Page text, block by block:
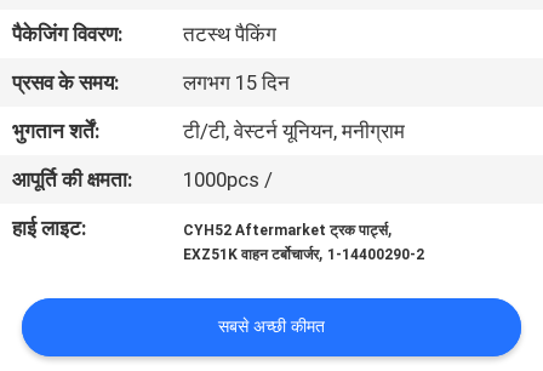
गुणवत्ता
नियंत्रण
संपर्क
करें
समाचार
पैकेजिंग विवरण:
तटस्थ पैकिंग
प्रसव के समय:
लगभग 15 दिन
भुगतान शर्तें:
टी/टी, वेस्टर्न यूनियन, मनीग्राम
आपूर्ति की क्षमता:
1000pcs /
हाई लाइट:
CYH52 Aftermarket ट्रक पार्ट्स,
EXZ51K वाहन टर्बोचार्जर, 1-14400290-2
सबसे अच्छी कीमत